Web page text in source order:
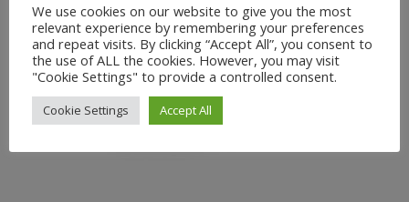
We use cookies on our website to give you the most
relevant experience by remembering your preferences
and repeat visits. By clicking “Accept All”, you consent to
the use of ALL the cookies. However, you may visit
"Cookie Settings" to provide a controlled consent.
Cookie Settings Accept All